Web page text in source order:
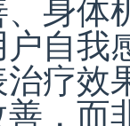
自我
治疗
，而